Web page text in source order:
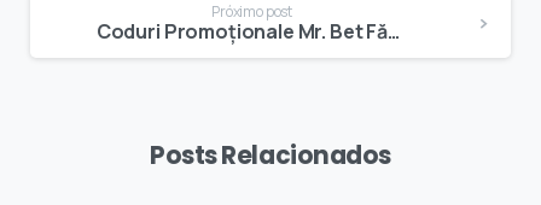
Próximo post
Coduri Promoționale Mr. Bet Fără Depunere · zona românească Grab Your Bonus
Posts Relacionados